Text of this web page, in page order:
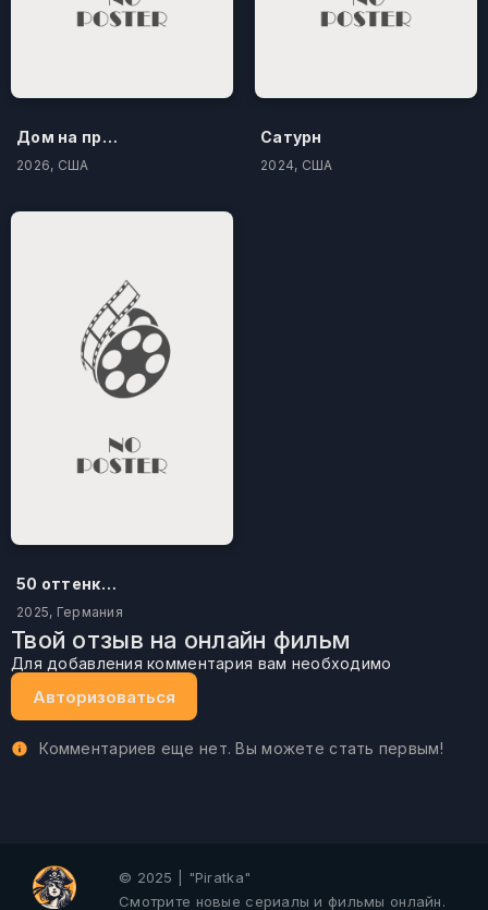
Дом на проклятом холме
2026, США
Сатурн
2024, США
50 оттенков бестселлера
2025, Германия
Твой отзыв на онлайн фильм
Для добавления комментария вам необходимо
Авторизоваться
Комментариев еще нет. Вы можете стать первым!
© 2025 | "Piratka"
Смотрите новые сериалы и фильмы онлайн.